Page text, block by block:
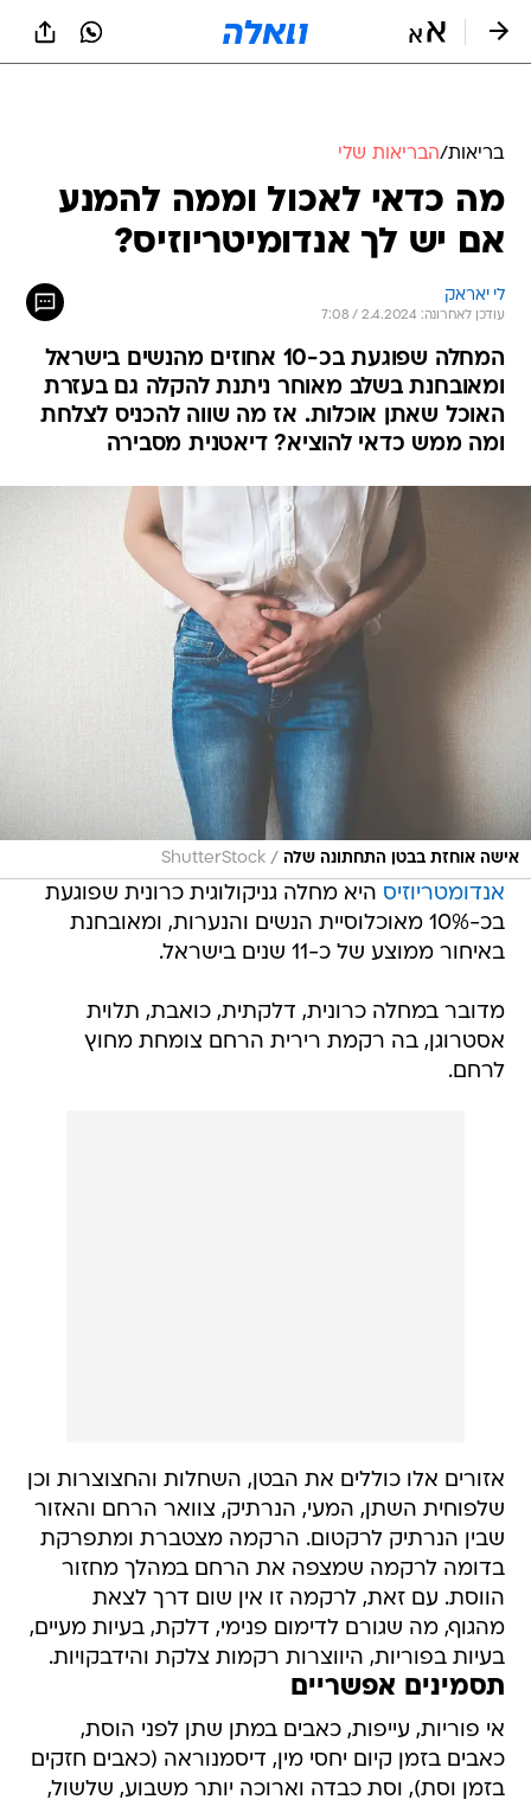
מה כדאי לאכול וממה להמנע
אם יש לך אנדומיטריוזיס?
לי יאראק
עודכן לאחרונה: 2.4.2024 / 7:08
המחלה שפוגעת בכ-10 אחוזים מהנשים בישראל
ומאובחנת בשלב מאוחר ניתנת להקלה גם בעזרת
האוכל שאתן אוכלות. אז מה שווה להכניס לצלחת
ומה ממש כדאי להוציא? דיאטנית מסבירה
אישה אוחזת בבטן התחתונה שלה /
ShutterStock
אנדומטריוזיסהיא מחלה גניקולוגית כרונית שפוגעת
בכ-10% מאוכלוסיית הנשים והנערות, ומאובחנת
באיחור ממוצע של כ-11 שנים בישראל.
מדובר במחלה כרונית, דלקתית, כואבת, תלוית
לרחם.
שבין הנרתיק לרקטום. הרקמה מצטברת ומתפרקת
בדומה לרקמה שמצפה את הרחם במהלך מחזור
הווסת. עם זאת, לרקמה זו אין שום דרך לצאת
מהגוף, מה שגורם לדימום פנימי, דלקת, בעיות מעיים,
בעיות בפוריות, היווצרות רקמות צלקת והידבקויות.
תסמינים אפשריים
אי פוריות, עייפות, כאבים במתן שתן לפני הוסת,
כאבים בזמן קיום יחסי מין, דיסמנוראה (כאבים חזקים
בזמן וסת), וסת כבדה וארוכה יותר משבוע, שלשול,
עצירות ובחילות.
גורמי סיכון אפשריים